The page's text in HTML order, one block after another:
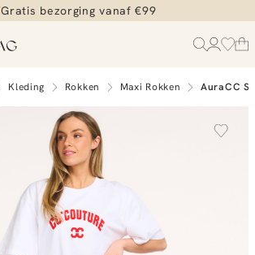
Gratis bezorging vanaf €99
Kleding Rokken Maxi Rokken AuraCC